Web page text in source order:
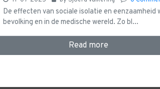
De effecten van sociale isolatie en eenzaamheid
bevolking en in de medische wereld. Zo bl...
Read more